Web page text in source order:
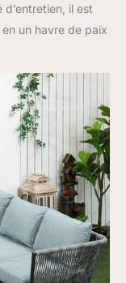
il est
un havre de paix